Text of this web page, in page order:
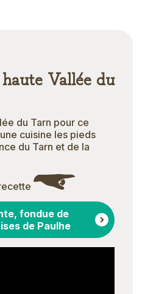
Vallée du
du Tarn pour ce
cuisine les pieds
du Tarn et de la
fondue de
de Paulhe